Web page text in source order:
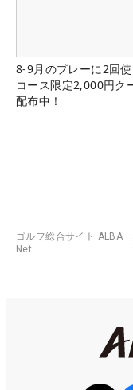
8-9月のプレーに2回使
コース限定2,000円ク
配布中！
ゴルフ総合サイト ALBA
Net